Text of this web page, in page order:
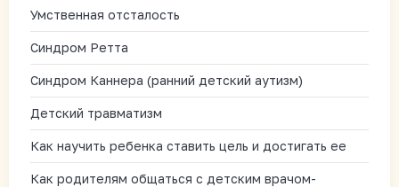
Умственная отсталость
Синдром Ретта
Синдром Каннера (ранний детский аутизм)
Детский травматизм
Как научить ребенка ставить цель и достигать ее
Как родителям общаться с детским врачом-